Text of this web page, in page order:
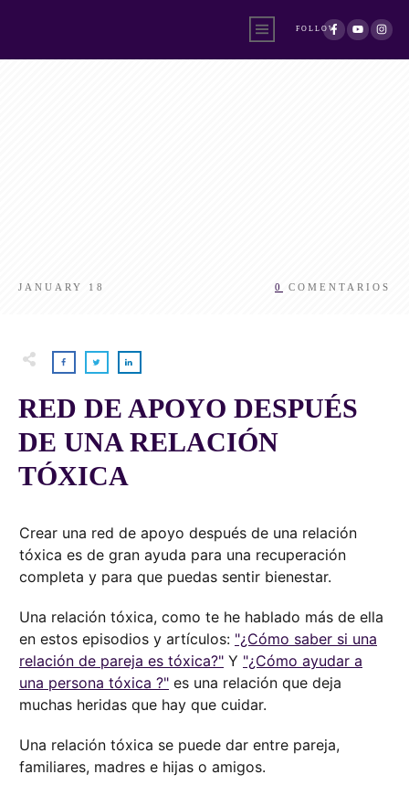
FOLLOW
JANUARY 18 0 COMENTARIOS
RED DE APOYO DESPUÉS
DE UNA RELACIÓN
TÓXICA
Crear una red de apoyo después de una relación
tóxica es de gran ayuda para una recuperación
completa y para que puedas sentir bienestar.
Una relación tóxica, como te he hablado más de ella
en estos episodios y artículos: "¿Cómo saber si una
relación de pareja es tóxica?" Y "¿Cómo ayudar a
una persona tóxica ?" es una relación que deja
muchas heridas que hay que cuidar.
Una relación tóxica se puede dar entre pareja,
familiares, madres e hijas o amigos.